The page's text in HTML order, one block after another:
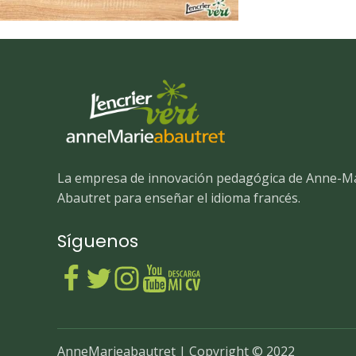
La empresa de innovación pedagógica de Anne-
Abautret para enseñar el idioma francés.
Síguenos
AnneMarieabautret | Copyright © 2022